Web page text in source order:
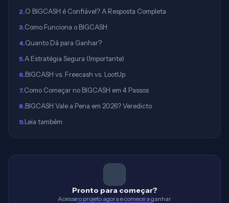
2.O BIGCASH é Confiável? A Resposta Completa
3.Como Funciona o BIGCASH
4.Quanto Dá para Ganhar?
5.A Estratégia Segura (Importante)
6.BIGCASH vs. Freecash vs. LootUp
7.Como Começar no BIGCASH em 4 Passos
8.BIGCASH Vale a Pena em 2026? Veredicto
9.Leia também
Pronto para começar?
Acesse o projeto agora e comece a ganhar